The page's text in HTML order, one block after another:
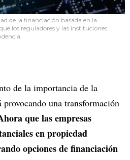
de la financiación basada en la
los reguladores y las instituciones
de la importancia de la
una transformación
que las empresas
en propiedad
opciones de financiación